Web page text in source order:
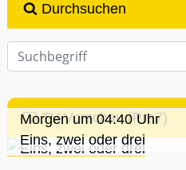
Durchsuchen
TV-Vorschau (Pro7)
Morgen um 04:40 Uhr
Eins, zwei oder drei